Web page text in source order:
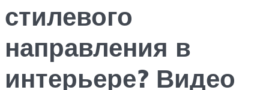
стилевого
направления в
интерьере? Видео